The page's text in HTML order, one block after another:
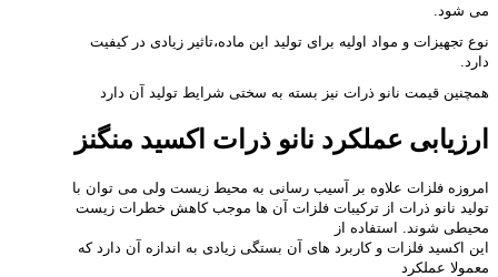
می شود
نوع تجهیزات و مواد اولیه برای تولید این ماده،تاثیر زیادی در کیفیت
دارد
همچنین قیمت نانو ذرات نیز بسته به سختی شرایط تولید آن دارد
ارزیابی عملکرد نانو ذرات اکسید منگنز
امروزه فلزات علاوه بر آسیب رسانی به محیط زیست ولی می توان با
تولید نانو ذرات از ترکیبات فلزات آن ها موجب کاهش خطرات زیست
محیطی شوند. استفاده از
این اکسید فلزات و کاربرد های آن بستگی زیادی به اندازه آن دارد که
معمولا عملکرد